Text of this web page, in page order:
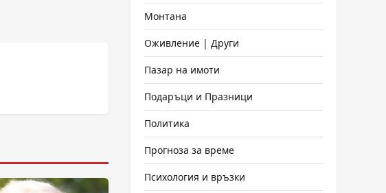
Монтана
Оживление | Други
Пазар на имоти
Подаръци и Празници
Политика
Прогноза за време
Психология и връзки